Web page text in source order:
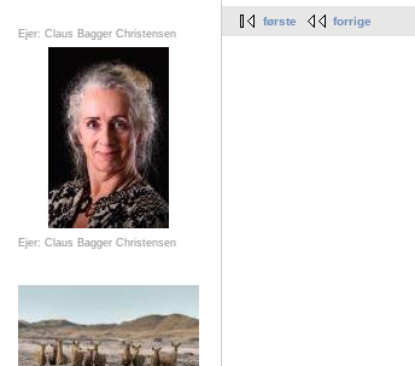
Ejer: Claus Bagger Christensen
Ejer: Claus Bagger Christensen
første forrige